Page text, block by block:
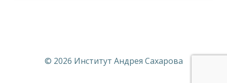
© 2026 Институт Андрея Сахарова